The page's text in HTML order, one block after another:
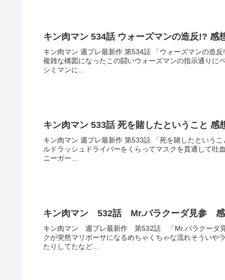
キン肉マン 534話 ウォーズマンの造反!? 感
キン肉マン 週プレ最新作 第534話 「ウォーズマンの造
複雑な構図になったこの闘いウォーズマンの指示通りに
シミマンに...
キン肉マン 533話 死を賭したということ 感
キン肉マン 週プレ最新作 第533話 「死を賭したという
ルドラッシュドライバーをくらってマスクを貫通して
ニーガー...
キン肉マン 532話 Mr.バラクーダ見参
キン肉マン 週プレ最新作 第532話 「Mr.バラクーダ
クが突然マリポーサになるめちゃくちゃな流れそういや
たりしてたなど...